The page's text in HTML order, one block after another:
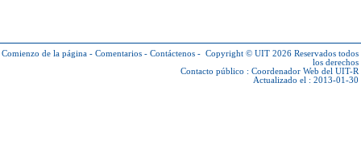
Comienzo de la página - Comentarios - Contáctenos - Copyright © UIT 2026 Reservados todos
los derechos
Contacto público : Coordenador Web del UIT-R
Actualizado el : 2013-01-30